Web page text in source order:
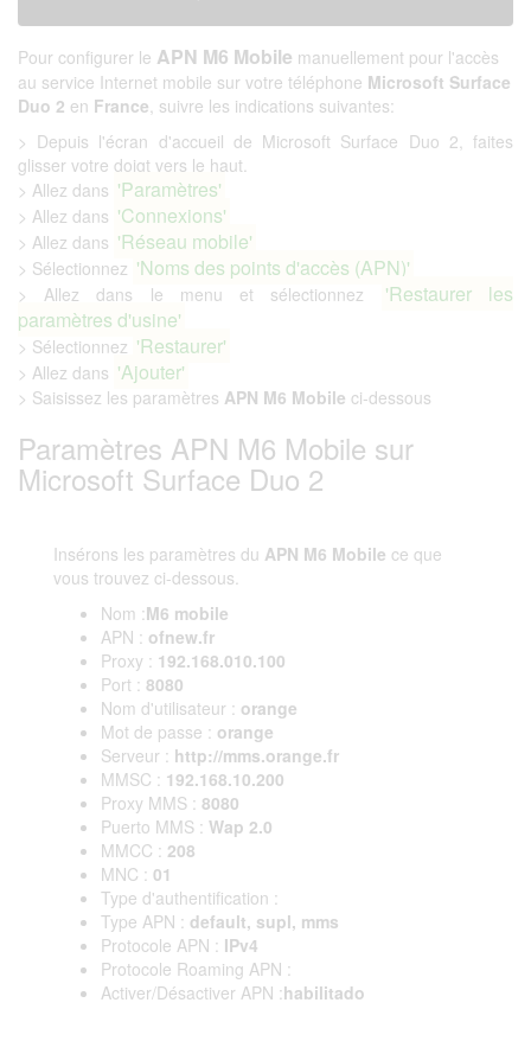
Pour configurer le APN M6 Mobile manuellement pour l'accès
au service Internet mobile sur votre téléphone Microsoft Surface
Duo 2 en France, suivre les indications suivantes:
> Depuis l'écran d'accueil de Microsoft Surface Duo 2, faites
glisser votre doigt vers le haut.
> Allez dans 'Paramètres'
> Allez dans 'Connexions'
> Allez dans 'Réseau mobile'
> Sélectionnez 'Noms des points d'accès (APN)'
> Allez dans le menu et sélectionnez
'Restaurer les
paramètres d'usine'
> Sélectionnez 'Restaurer'
> Allez dans 'Ajouter'
> Saisissez les paramètres APN M6 Mobile ci-dessous
Paramètres APN M6 Mobile sur
Microsoft Surface Duo 2
Insérons les paramètres du APN M6 Mobile ce que
vous trouvez ci-dessous.
Nom :M6 mobile
APN : ofnew.fr
Proxy : 192.168.010.100
Port : 8080
Nom d'utilisateur : orange
Mot de passe : orange
Serveur : http://mms.orange.fr
MMSC : 192.168.10.200
Proxy MMS : 8080
Puerto MMS : Wap 2.0
MMCC : 208
MNC : 01
Type d'authentification :
Type APN : default, supl, mms
Protocole APN : IPv4
Protocole Roaming APN :
Activer/Désactiver APN :habilitado